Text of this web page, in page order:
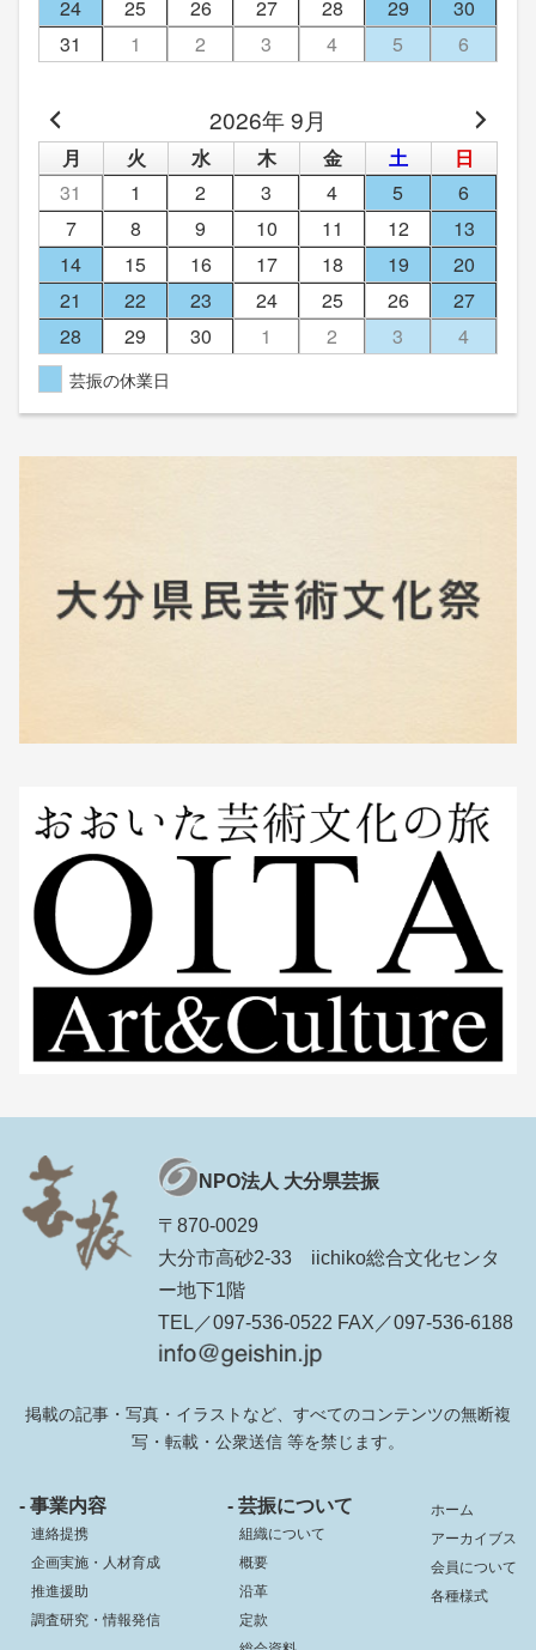
24
25 26 27 28 29
30
31
1 2 3 4 5 6
2026年 9月
月 火 水 木 金 土
日
31
1 2 3 4 5
6
7
8 9 10 11 12
13
14
15 16 17 18 19
20
21
22 23 24 25 26
27
28
29 30 1 2 3 4
芸振の休業日
NPO法人 大分県芸振
〒870-0029
大分市高砂2-33 iichiko総合文化センタ
ー地下1階
TEL／097-536-0522 FAX／097-536-6188
掲載の記事・写真・イラストなど、すべてのコンテンツの無断複
写・転載・公衆送信 等を禁じます。
- 事業内容
連絡提携
企画実施・人材育成
推進援助
調査研究・情報発信
- 芸振について
組織について
概要
沿革
定款
ホーム
アーカイブス
会員について
各種様式